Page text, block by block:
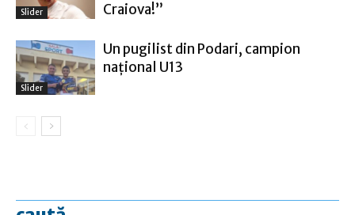
Slider
Craiova!”
Slider
Un pugilist din Podari, campion
naţional U13